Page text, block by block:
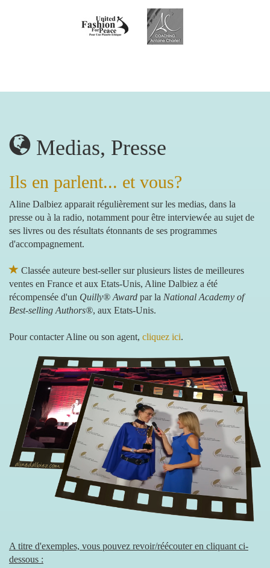
Medias, Presse
Ils en parlent... et vous?
Aline Dalbiez apparait régulièrement sur les medias, dans la
presse ou à la radio, notamment pour être interviewée au sujet de
ses livres ou des résultats étonnants de ses programmes
d'accompagnement.
Classée auteure best-seller sur plusieurs listes de meilleures
ventes en France et aux Etats-Unis, Aline Dalbiez a été
récompensée d'un Quilly® Award par la National Academy of
Best-selling Authors®, aux Etats-Unis.
Pour contacter Aline ou son agent, cliquez ici.
A titre d'exemples, vous pouvez revoir/réécouter en cliquant ci-
dessous :